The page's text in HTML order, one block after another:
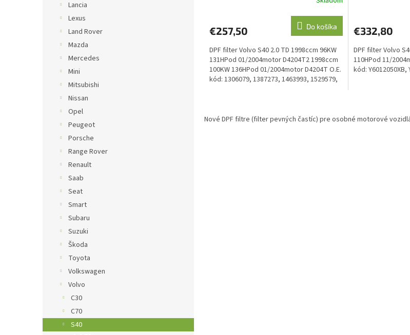
Lancia
Lexus
Land Rover
Mazda
Mercedes
Mini
Mitsubishi
Nissan
Opel
Peugeot
Porsche
Range Rover
Renault
Saab
Seat
Smart
Subaru
Suzuki
Škoda
Toyota
Volkswagen
Volvo
C30
C70
S40
€257,50 Do košíka
DPF filter Volvo S40 2.0 TD 1998ccm 96KW
131HPod 01/2004motor D4204T2 1998ccm
100KW 136HPod 01/2004motor D4204T O.E.
kód: 1306079, 1387273, 1463993, 1529579,
€332,80
DPF filter Volvo
110HPod 11/
kód: Y6012050XB,
Nové DPF filtre (filter pevných častíc) pre osobné motorové